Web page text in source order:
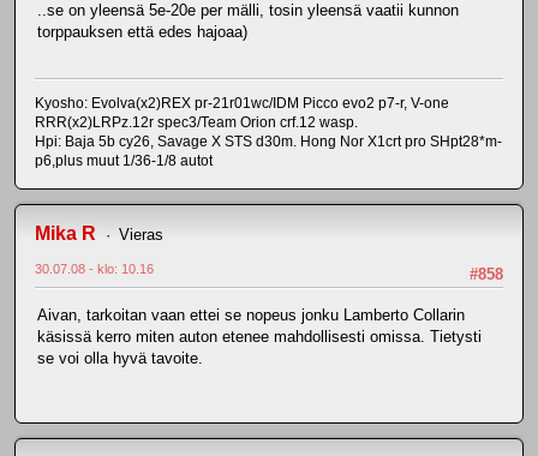
..se on yleensä 5e-20e per mälli, tosin yleensä vaatii kunnon
torppauksen että edes hajoaa)
Kyosho: Evolva(x2)REX pr-21r01wc/IDM Picco evo2 p7-r, V-one
RRR(x2)LRPz.12r spec3/Team Orion crf.12 wasp.
Hpi: Baja 5b cy26, Savage X STS d30m. Hong Nor X1crt pro SHpt28*m-
p6,plus muut 1/36-1/8 autot
Mika R Vieras
#858
30.07.08 - klo: 10.16
Aivan, tarkoitan vaan ettei se nopeus jonku Lamberto Collarin
käsissä kerro miten auton etenee mahdollisesti omissa. Tietysti
se voi olla hyvä tavoite.